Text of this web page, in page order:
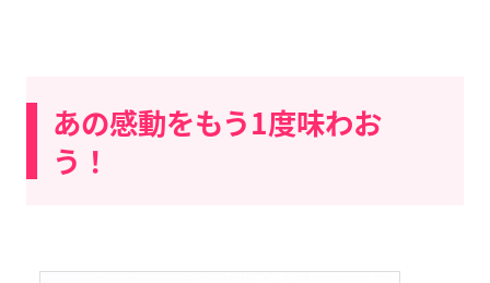
あの感動をもう1度味わお
う！